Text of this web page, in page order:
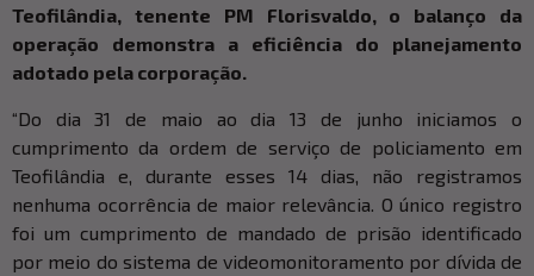
Teofilândia, tenente PM Florisvaldo, o balanço da
operação demonstra a eficiência do planejamento
adotado pela corporação.
“Do dia 31 de maio ao dia 13 de junho iniciamos o
cumprimento da ordem de serviço de policiamento em
Teofilândia e, durante esses 14 dias, não registramos
nenhuma ocorrência de maior relevância. O único registro
foi um cumprimento de mandado de prisão identificado
por meio do sistema de videomonitoramento por dívida de